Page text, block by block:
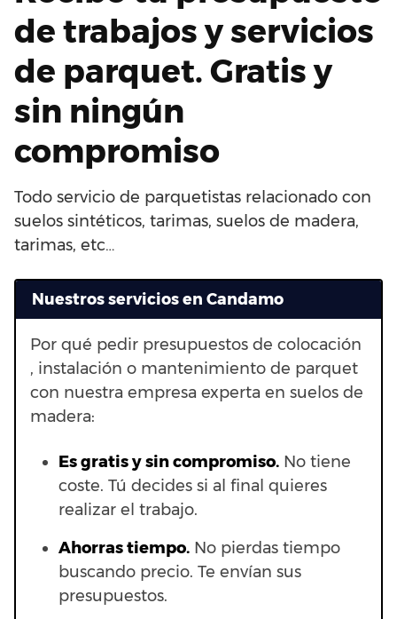
de trabajos y servicios
de parquet. Gratis y
sin ningún
compromiso
Todo servicio de parquetistas relacionado con
suelos sintéticos, tarimas, suelos de madera,
tarimas, etc…
Nuestros servicios en Candamo
Por qué pedir presupuestos de colocación
, instalación o mantenimiento de parquet
con nuestra empresa experta en suelos de
madera:
Es gratis y sin compromiso. No tiene
coste. Tú decides si al final quieres
realizar el trabajo.
Ahorras tiempo. No pierdas tiempo
buscando precio. Te envían sus
presupuestos.